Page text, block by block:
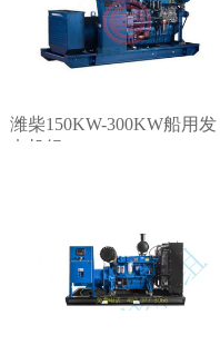
潍柴150KW-300KW船用发
电机组